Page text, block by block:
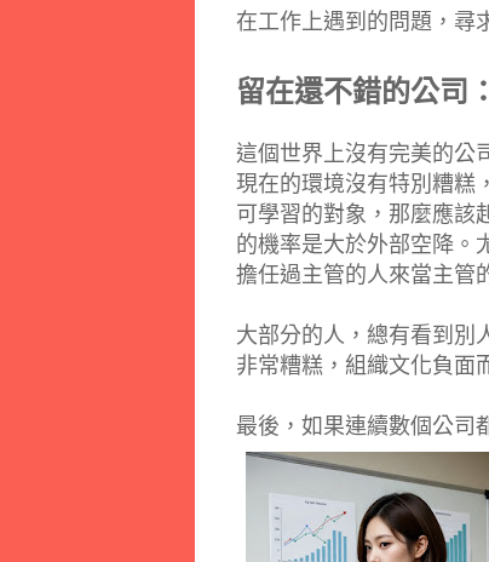
在工作上遇到的問題，尋
留在還不錯的公司：
這個世界上沒有完美的公
現在的環境沒有特別糟糕
可學習的對象，那麼應該
的機率是大於外部空降。
擔任過主管的人來當主管
大部分的人，總有看到別
非常糟糕，組織文化負面
最後，如果連續數個公司